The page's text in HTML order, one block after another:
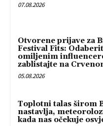
07.08.2026
Otvorene prijave za
Festival Fits:
omiljenim
zablistajte na
05.08.2026
Toplotni talas širom
nastavlja,
kada nas očekuje